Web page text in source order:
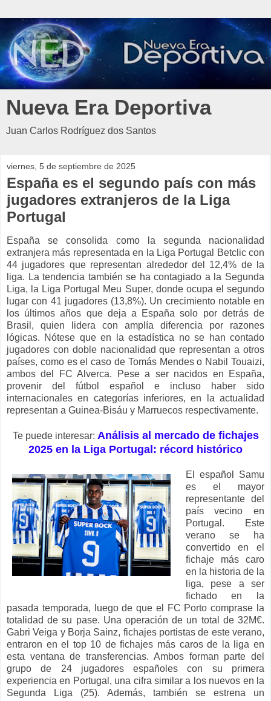
Nueva Era Deportiva
Juan Carlos Rodríguez dos Santos
viernes, 5 de septiembre de 2025
España es el segundo país con más
jugadores extranjeros de la Liga
Portugal
España se consolida como la segunda nacionalidad
extranjera más representada en la Liga Portugal Betclic con
44 jugadores que representan alrededor del 12,4% de la
liga. La tendencia también se ha contagiado a la Segunda
Liga, la Liga Portugal Meu Super, donde ocupa el segundo
lugar con 41 jugadores (13,8%). Un crecimiento notable en
los últimos años que deja a España solo por detrás de
Brasil, quien lidera con amplía diferencia por razones
lógicas. Nótese que en la estadística no se han contado
jugadores con doble nacionalidad que representan a otros
países, como es el caso de Tomás Mendes o Nabil Touaizi,
ambos del FC Alverca. Pese a ser nacidos en España,
provenir del fútbol español e incluso haber sido
internacionales en categorías inferiores, en la actualidad
representan a Guinea-Bisáu y Marruecos respectivamente.
Te puede interesar: Análisis al mercado de fichajes
2025 en la Liga Portugal: récord histórico
El español Samu
es el mayor
representante del
país vecino en
Portugal. Este
verano se ha
convertido en el
fichaje más caro
en la historia de la
liga, pese a ser
fichado en la
pasada temporada, luego de que el FC Porto comprase la
totalidad de su pase. Una operación de un total de 32M€.
Gabri Veiga y Borja Sainz, fichajes portistas de este verano,
entraron en el top 10 de fichajes más caros de la liga en
esta ventana de transferencias. Ambos forman parte del
grupo de 24 jugadores españoles con su primera
experiencia en Portugal, una cifra similar a los nuevos en la
Segunda Liga (25). Además, también se estrena un